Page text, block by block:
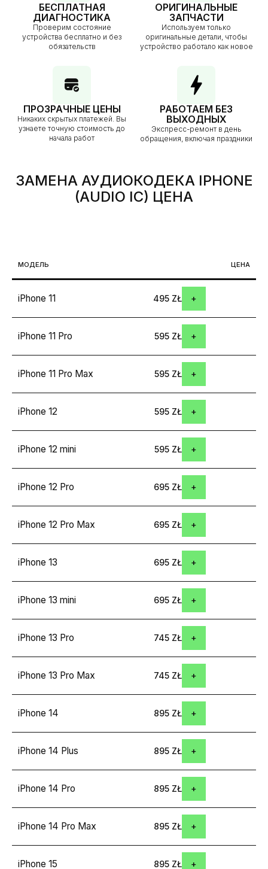
БЕСПЛАТНАЯ
ДИАГНОСТИКА
Проверим состояние
устройства бесплатно и без
обязательств
ОРИГИНАЛЬНЫЕ
ЗАПЧАСТИ
Используем только
оригинальные детали, чтобы
устройство работало как новое
ПРОЗРАЧНЫЕ ЦЕНЫ
Никаких скрытых платежей. Вы
узнаете точную стоимость до
начала работ
РАБОТАЕМ БЕЗ
ВЫХОДНЫХ
Экспресс-ремонт в день
обращения, включая праздники
ЗАМЕНА АУДИОКОДЕКА IPHONE
(AUDIO IC) ЦЕНА
МОДЕЛЬ ЦЕНA
iPhone 11 495 ZŁ
iPhone 11 Pro 595 ZŁ
iPhone 11 Pro Max 595 ZŁ
iPhone 12 595 ZŁ
iPhone 12 mini 595 ZŁ
iPhone 12 Pro 695 ZŁ
iPhone 12 Pro Max 695 ZŁ
iPhone 13 695 ZŁ
iPhone 13 mini 695 ZŁ
iPhone 13 Pro 745 ZŁ
iPhone 13 Pro Max 745 ZŁ
iPhone 14 895 ZŁ
iPhone 14 Plus 895 ZŁ
iPhone 14 Pro 895 ZŁ
iPhone 14 Pro Max 895 ZŁ
iPhone 15 895 ZŁ